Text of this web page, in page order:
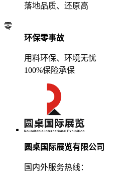
落地品质、还原高
零
环保零事故
用料环保、环境无忧
100%保险承保
圆桌国际展览有限公司
国内外服务热线：